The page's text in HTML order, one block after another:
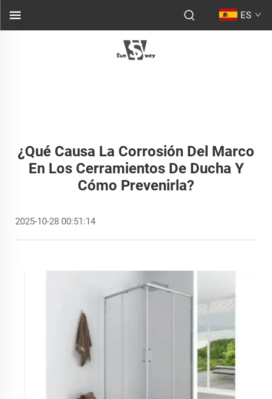
ES
¿Qué Causa La Corrosión Del Marco
En Los Cerramientos De Ducha Y
Cómo Prevenirla?
2025-10-28 00:51:14